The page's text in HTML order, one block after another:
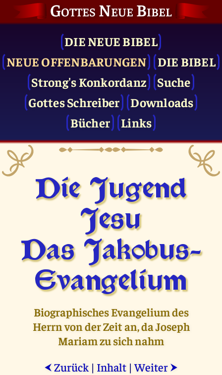
Gottes Neue Bibel
DIE NEUE BIBEL
NEUE OFFENBARUNGEN
DIE BIBEL
Strong's Konkordanz
Suche
Gottes Schreiber
Downloads
Bücher
Links
Die Jugend
Jesu
Das Jakobus-
Evangelium
Biographisches Evangelium des
Herrn von der Zeit an, da Joseph
Mariam zu sich nahm
⮜ Zurück | Inhalt |Weiter ⮞